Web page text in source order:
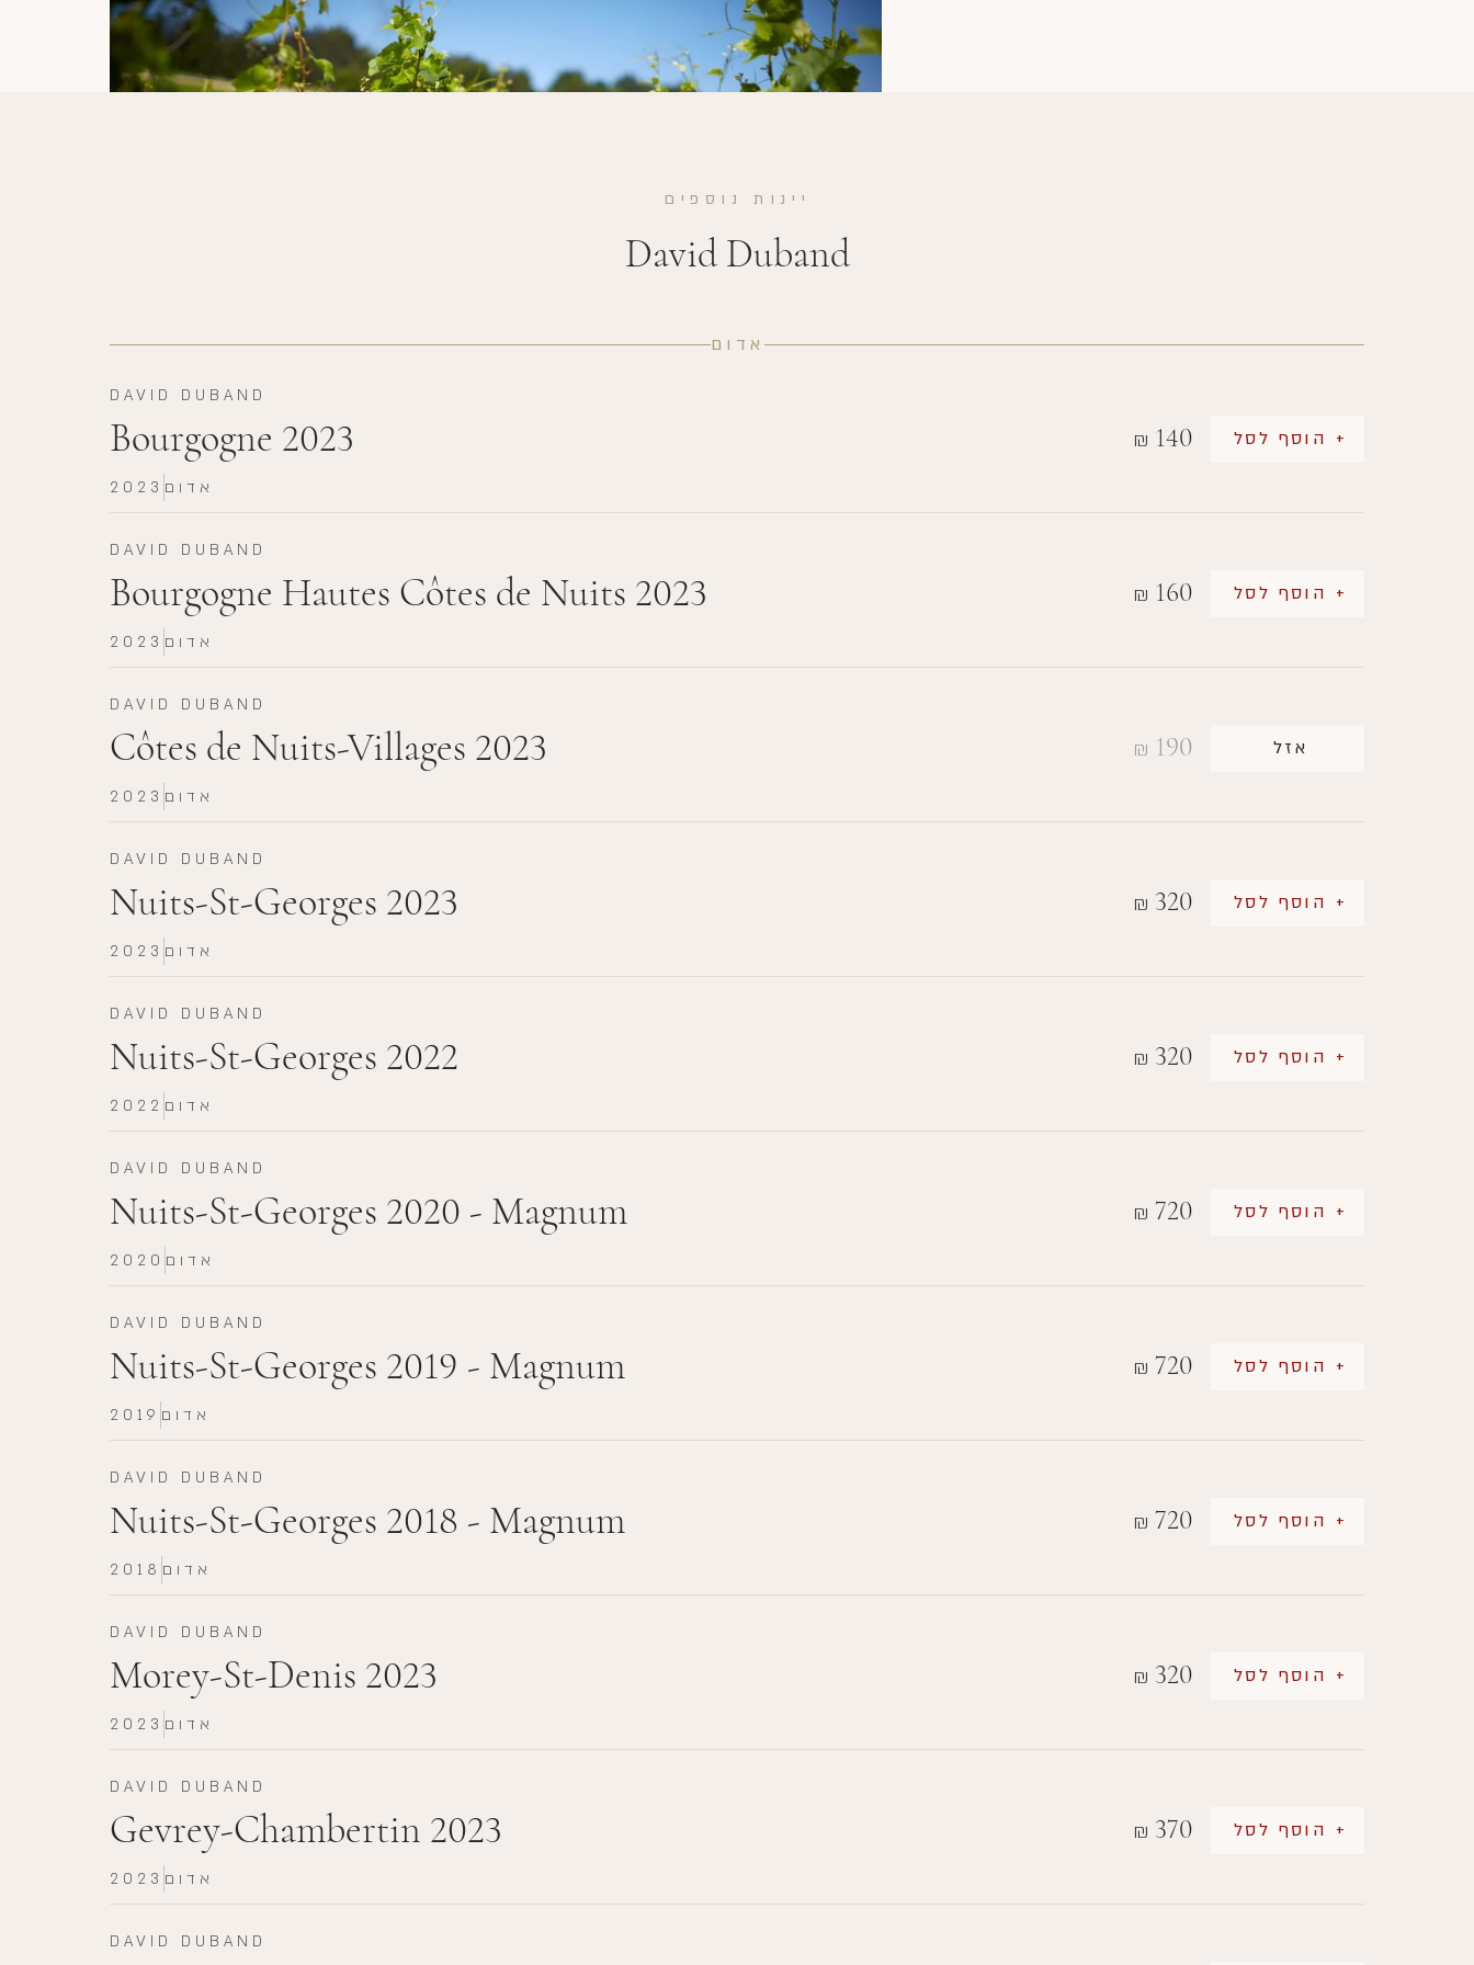
יינות נוספים
David Duband
אדום
DAVID DUBAND
Bourgogne 2023 ₪ 140 + הוסף לסל
2023 אדום
DAVID DUBAND
Bourgogne Hautes Côtes de Nuits 2023 ₪ 160 + הוסף לסל
2023 אדום
DAVID DUBAND
Côtes de Nuits-Villages 2023 ₪ 190 אזל
2023 אדום
DAVID DUBAND
Nuits-St-Georges 2023 ₪ 320 + הוסף לסל
2023 אדום
DAVID DUBAND
Nuits-St-Georges 2022 ₪ 320 + הוסף לסל
2022 אדום
DAVID DUBAND
Nuits-St-Georges 2020 - Magnum ₪ 720 + הוסף לסל
2020 אדום
DAVID DUBAND
Nuits-St-Georges 2019 - Magnum ₪ 720 + הוסף לסל
2019 אדום
DAVID DUBAND
Nuits-St-Georges 2018 - Magnum ₪ 720 + הוסף לסל
2018 אדום
DAVID DUBAND
Morey-St-Denis 2023 ₪ 320 + הוסף לסל
2023 אדום
DAVID DUBAND
Gevrey-Chambertin 2023 ₪ 370 + הוסף לסל
2023 אדום
DAVID DUBAND